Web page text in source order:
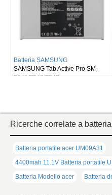
Batteria SAMSUNG
SAMSUNG Tab Active Pro SM-
T540/T545/T547
Ricerche correlate a
Batteria portatile acer UM09A31
4400mah 11.1V Batteria portatile
Batteria Modello acer
Batteria